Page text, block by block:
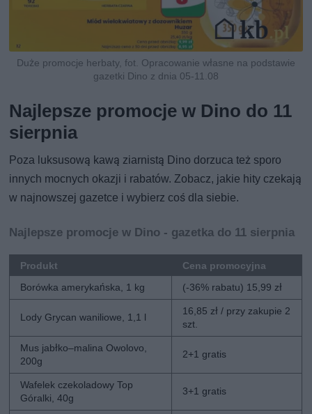
Duże promocje herbaty, fot. Opracowanie własne na podstawie
gazetki Dino z dnia 05-11.08
Najlepsze promocje w Dino do 11
sierpnia
Poza luksusową kawą ziarnistą Dino dorzuca też sporo
innych mocnych okazji i rabatów. Zobacz, jakie hity czekają
w najnowszej gazetce i wybierz coś dla siebie.
Najlepsze promocje w Dino - gazetka do 11 sierpnia
Produkt
Cena promocyjna
Borówka amerykańska, 1 kg
(-36% rabatu) 15,99 zł
Lody Grycan waniliowe, 1,1 l
16,85 zł / przy zakupie 2
szt.
Mus jabłko–malina Owolovo,
200g
2+1 gratis
Wafelek czekoladowy Top
Góralki, 40g
3+1 gratis